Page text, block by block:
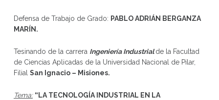
Defensa de Trabajo de Grado: PABLO ADRIÁN BERGANZA
MARÍN .
Tesinando de la carrera Ingeniería Industrialde la Facultad
de Ciencias Aplicadas de la Universidad Nacional de Pilar,
Filial San Ignacio – Misiones.
Tema: “ LA TECNOLOGÍA INDUSTRIAL EN LA